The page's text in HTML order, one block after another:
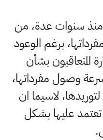
منذ سنوات عدة، من
برغم الوعود
المتعاقبون بشأن
وصول مفرداتها،
لاسيما ان
عليها بشكل